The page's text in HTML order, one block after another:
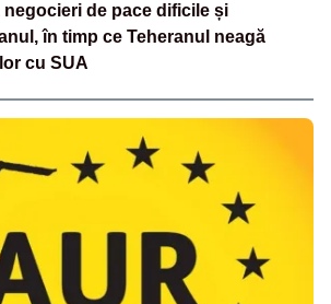
negocieri de pace dificile și
în timp ce Teheranul neagă
cu SUA